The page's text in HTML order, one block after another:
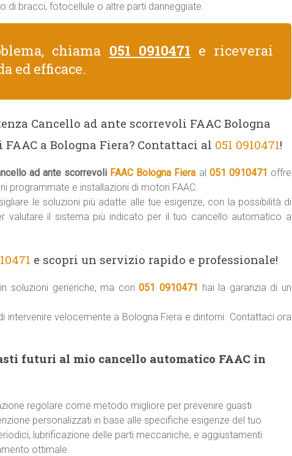
di bracci, fotocellule o altre parti danneggiate.
chiama 051 0910471 e riceverai
ed efficace.
Cancello ad ante scorrevoli FAAC Bologna
a Bologna Fiera? Contattaci al 051 0910471!
ad ante scorrevoli FAAC Bologna Fiera al 051 0910471 offre
programmate e installazioni di motori FAAC.
le soluzioni più adatte alle tue esigenze, con la possibilità di
valutare il sistema più indicato per il tuo cancello automatico a
e scopri un servizio rapido e professionale!
soluzioni generiche, ma con051 0910471 hai la garanzia di un
intervenire velocemente a Bologna Fiera e dintorni. Contattaci ora
futuri al mio cancello automatico FAAC in
regolare come metodo migliore per prevenire guasti
personalizzati in base alle specifiche esigenze del tuo
lubrificazione delle parti meccaniche, e aggiustamenti
ottimale.